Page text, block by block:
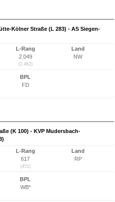
Kölner Straße (L 283) - AS Siegen-
L-Rang
2.049
(1.462)
Land
NW
BPL
FD
(K 100) - KVP Mudersbach-
L-Rang
617
(451)
Land
RP
BPL
WB*